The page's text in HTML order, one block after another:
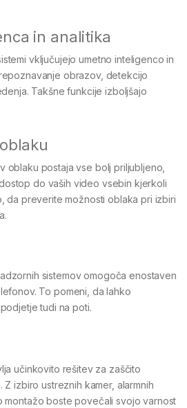
in analitika
vključujejo umetno inteligenco in
obrazov, detekcijo
Takšne funkcije izboljšajo
oblaku postaja vse bolj priljubljeno,
do vaših video vsebin kjerkoli
da preverite možnosti oblaka pri izbiri
sistemov omogoča enostaven
To pomeni, da lahko
tudi na poti.
učinkovito rešitev za zaščito
izbiro ustreznih kamer, alarmnih
montažo boste povečali svojo varnost